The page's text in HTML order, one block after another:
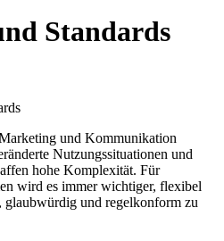
Standards
und Kommunikation
Nutzungssituationen und
hohe Komplexität. Für
wird es immer wichtiger, flexibel
glaubwürdig und regelkonform zu